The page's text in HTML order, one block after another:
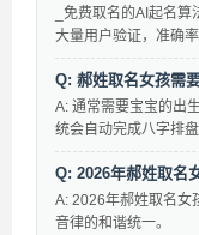
_免费取名的AI起名
大量用户验证，准确
Q: 郝姓取名女孩需
A: 通常需要宝宝的出
统会自动完成八字排盘
Q: 2026年郝姓取名
A: 2026年郝姓取名女
音律的和谐统一。